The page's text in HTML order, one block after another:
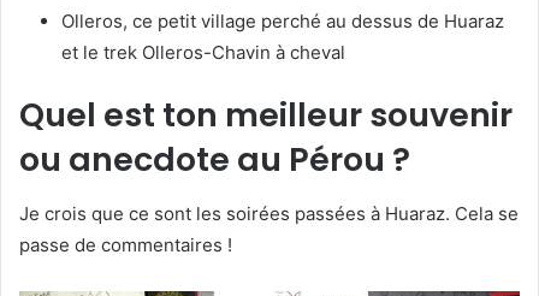
Olleros, ce petit village perché au dessus de Huaraz
et le trek Olleros-Chavin à cheval
Quel est ton meilleur souvenir
ou anecdote au Pérou ?
Je crois que ce sont les soirées passées à Huaraz. Cela se
passe de commentaires !